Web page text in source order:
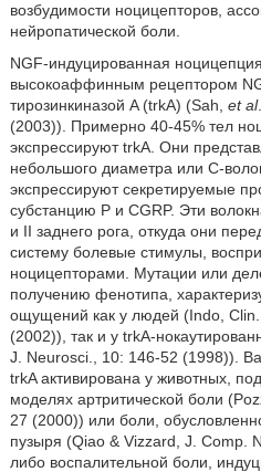
возбудимости ноцицепторов,
нейропатической боли.
NGF-индуцированная
высокоаффинным рецептором
тирозинкиназой A (trkA) (Sah, et al
(2003)). Примерно 40-45% тел
экспрессируют trkA. Они
небольшого диаметра или C-
экспрессируют секретируемые
субстанцию P и CGRP. Эти
и II заднего рога, откуда они
систему болевые стимулы,
ноцицепторами. Мутации или
получению фенотипа,
ощущений как у людей (Indo,
(2002)), так и у trkA-
J. Neurosci., 10: 146-52 (1998)).
trkA активирована у животных,
моделях артритической боли
27 (2000)) или боли,
пузыря (Qiao & Vizzard, J. Comp.
либо воспалительной боли,